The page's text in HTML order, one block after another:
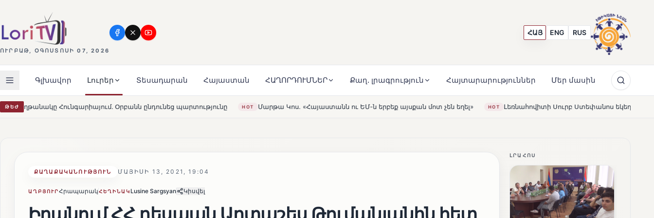
ՈՒՐԲԱԹ, ՕԳՈՍՏՈՍԻ 07, 2026
ՀԱՅ ENG RUS
Գլխավոր Լուրեր Տեսադարան Հայաստան ՀԱՂՈՐԴՈՒՄՆԵՐ Քաղ. լրագրություն Հայտարարություններ Մեր մասին
ԹԵԺ Օրբանն ընդունեց պարտությունը HOT Մարթա Կոս. «Հայաստանն ու ԵՄ-ն երբեք այսքան մոտ չեն եղել» HOT Լեռնահովիտի Սուրբ Ստեփանոս եկեղեցին վերակառուցվել է
ՔԱՂԱՔԱԿԱՆՈՒԹՅՈՒՆ ՄԱՅԻՍԻ 13, 2021, 19:04
ԱՂԲՅՈՒՐՀրապարակՀԵՂԻՆԱԿ Lusine Sargsyan Կիսվել
ԼՐԱՀՈՍ